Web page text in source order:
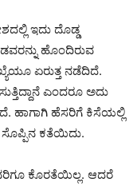
ಇದು ದೊಡ್ಡ
ಹೊಂದಿರುವ
ಏರುತ್ತ ನಡೆದಿದೆ.
ಎಂದರೂ ಅದು
ಹಾಗಾಗಿ ಹೆಸರಿಗೆ ಕಿಸೆಯಲ್ಲಿ
ಕತೆಯಿದು.
ಕೊರತೆಯಿಲ್ಲ. ಆದರೆ